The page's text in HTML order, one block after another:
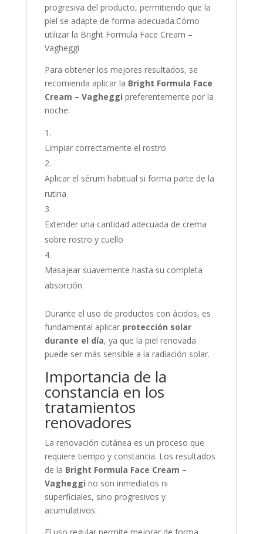
progresiva del producto, permitiendo que la
piel se adapte de forma adecuada.Cómo
utilizar la Bright Formula Face Cream –
Vagheggi
Para obtener los mejores resultados, se
recomienda aplicar la Bright Formula Face
Cream – Vagheggi preferentemente por la
noche:
Limpiar correctamente el rostro
Aplicar el sérum habitual si forma parte de la
rutina
Extender una cantidad adecuada de crema
sobre rostro y cuello
Masajear suavemente hasta su completa
absorción
Durante el uso de productos con ácidos, es
fundamental aplicar protección solar
durante el día, ya que la piel renovada
puede ser más sensible a la radiación solar.
Importancia de la
constancia en los
tratamientos
renovadores
La renovación cutánea es un proceso que
requiere tiempo y constancia. Los resultados
de la Bright Formula Face Cream –
Vagheggi no son inmediatos ni
superficiales, sino progresivos y
acumulativos.